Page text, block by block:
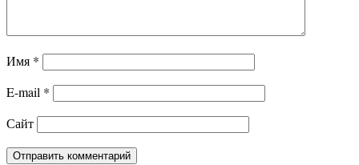
Имя *
E-mail *
Сайт